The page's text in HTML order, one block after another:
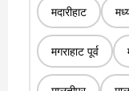
मदारीहाट
मगराहाट पूर्व